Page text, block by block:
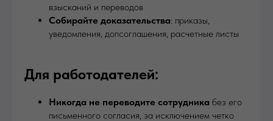
взысканий и переводов
Собирайте доказательства: приказы,
уведомления, допсоглашения, расчетные листы
Для работодателей:
Никогда не переводите сотрудника без его
письменного согласия, за исключением четко